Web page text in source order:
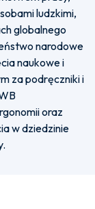
ludzkimi,
globalnego
narodowe
naukowe i
za podręczniki i
oraz
w dziedzinie